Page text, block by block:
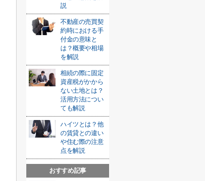
説
不動産の売買契
約時における手
付金の意味と
は？概要や相場
を解説
相続の際に固定
資産税がかから
ない土地とは？
活用方法につい
ても解説
ハイツとは？他
の賃貸との違い
や住む際の注意
点を解説
おすすめ記事